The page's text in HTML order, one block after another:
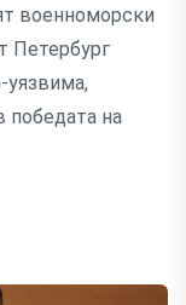
военноморски
Петербург
уязвима,
победата на